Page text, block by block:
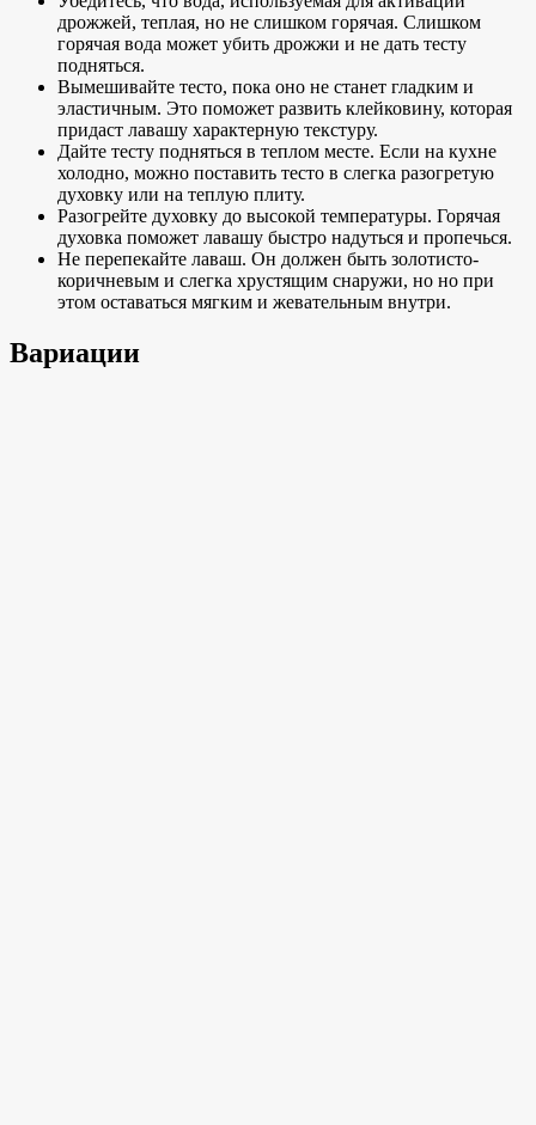
дрожжей, теплая, но не слишком горячая. Слишком
горячая вода может убить дрожжи и не дать тесту
подняться.
Вымешивайте тесто, пока оно не станет гладким и
эластичным. Это поможет развить клейковину, которая
придаст лавашу характерную текстуру.
Дайте тесту подняться в теплом месте. Если на кухне
холодно, можно поставить тесто в слегка разогретую
духовку или на теплую плиту.
Разогрейте духовку до высокой температуры. Горячая
духовка поможет лавашу быстро надуться и пропечься.
Не перепекайте лаваш. Он должен быть золотисто-
коричневым и слегка хрустящим снаружи, но но при
этом оставаться мягким и жевательным внутри.
Вариации